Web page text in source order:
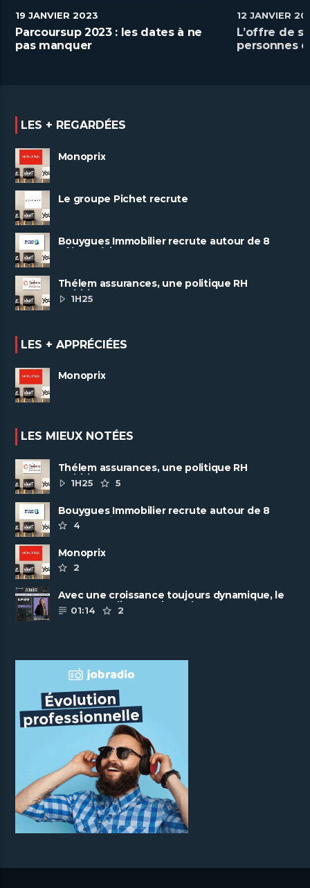
19 JANVIER 2023
Parcoursup 2023 : les dates à ne
pas manquer
12 JANVIER
L’offre de
personnes
LES + REGARDÉES
Monoprix
Le groupe Pichet recrute
Bouygues Immobilier recrute autour de 8
pôles métiers
Thélem assurances, une politique RH
ambitieuse
1H25
LES + APPRÉCIÉES
Monoprix
LES MIEUX NOTÉES
Thélem assurances, une politique RH
ambitieuse
1H25 5
Bouygues Immobilier recrute autour de 8
pôles métiers
4
Monoprix
2
Avec une croissance toujours dynamique, le
groupe Scalian continue de ......
01:14 2